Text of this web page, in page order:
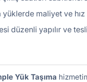
maliyet ve
düzenli yapılır ve
Yük Taşıma